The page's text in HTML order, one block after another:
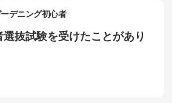
デニング初心者
抜試験を受けたことがあり